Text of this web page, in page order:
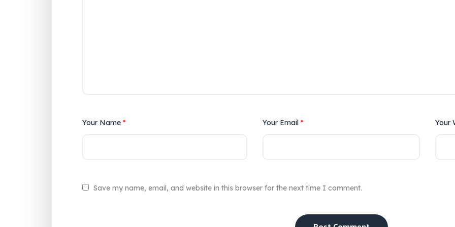
Your Name * Your Email * Your
Save my name, email, and website in this browser for the next time I comment.